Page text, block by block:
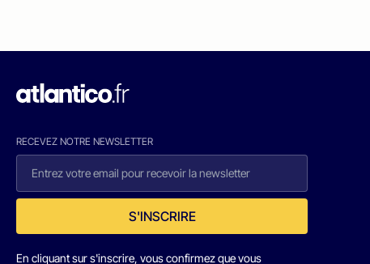
RECEVEZ NOTRE NEWSLETTER
S'INSCRIRE
En cliquant sur s'inscrire, vous confirmez que vous